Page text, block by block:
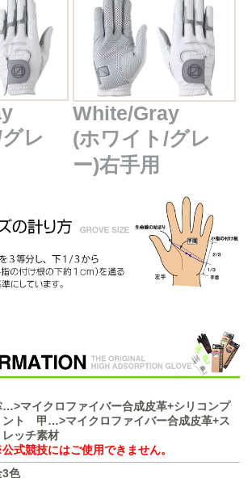
レ
White/Gray
(ホワイト/グレ
ー)右手用
…>マイクロファイバー合成皮革+シリコンプ
ント 甲…>マイクロファイバー合成皮革+ス
レッチ素材
式競技にはご使用できません。
3色